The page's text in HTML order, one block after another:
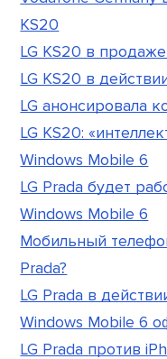
KS20
LG KS20 в
LG KS20 в
LG анонсировала
LG KS20:
Windows Mobile 6
LG Prada будет
Windows Mobile 6
Мобильный
Prada?
LG Prada в
Windows Mobile 6
LG Prada против